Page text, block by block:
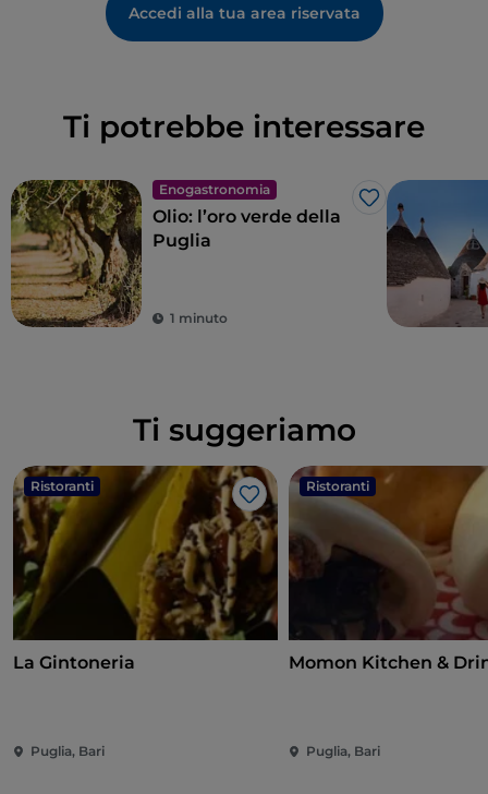
Accedi alla tua area riservata
Ti potrebbe interessare
Enogastronomia
Like
Olio: l’oro verde della
Puglia
1 minuto
Ti suggeriamo
Ristoranti
Like
La Gintoneria
Puglia, Bari
Ristoranti
Momon Kitchen &
Puglia, Bari